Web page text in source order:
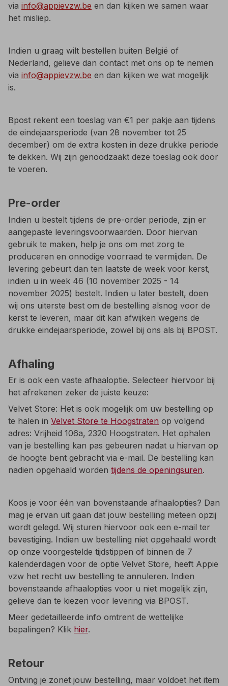
via info@appievzw.be en dan kijken we samen waar
het misliep.
Indien u graag wilt bestellen buiten België of
Nederland, gelieve dan contact met ons op te nemen
via info@appievzw.be en dan kijken we wat mogelijk
is. ​
Bpost rekent een toeslag van €1 per pakje aan tijdens
de eindejaarsperiode (van 28 november tot 25
december) om de extra kosten in deze drukke periode
te dekken. Wij zijn genoodzaakt deze toeslag ook door
te voeren.
Pre-order
Indien u bestelt tijdens de pre-order periode, zijn er
aangepaste leveringsvoorwaarden. Door hiervan
gebruik te maken, help je ons om met zorg te
produceren en onnodige voorraad te vermijden. De
levering gebeurt dan ten laatste de week voor kerst,
indien u in week 46 (10 november 2025 - 14
november 2025) bestelt. Indien u later bestelt, doen
wij ons uiterste best om de bestelling alsnog voor de
kerst te leveren, maar dit kan afwijken wegens de
drukke eindejaarsperiode, zowel bij ons als bij BPOST.
Afhaling
Er is ook een vaste afhaaloptie. Selecteer hiervoor bij
het afrekenen zeker de juiste keuze:​
Velvet Store: Het is ook mogelijk om uw bestelling op
te halen in Velvet Store te Hoogstraten op volgend
adres: Vrijheid 106a, 2320 Hoogstraten. Het ophalen
van je bestelling kan pas gebeuren nadat u hiervan op
de hoogte bent gebracht via e-mail. De bestelling kan
nadien opgehaald worden tijdens de openingsuren.
Koos je voor één van bovenstaande afhaalopties? Dan
mag je ervan uit gaan dat jouw bestelling meteen opzij
wordt gelegd. Wij sturen hiervoor ook een e-mail ter
bevestiging. Indien uw bestelling niet opgehaald wordt
op onze voorgestelde tijdstippen of binnen de 7
kalenderdagen voor de optie Velvet Store, heeft Appie
vzw het recht uw bestelling te annuleren. Indien
bovenstaande afhaalopties voor u niet mogelijk zijn,
gelieve dan te kiezen voor levering via BPOST.
Meer gedetailleerde info omtrent de wettelijke
bepalingen? Klik hier.
Retour
Ontving je zonet jouw bestelling, maar voldoet het item